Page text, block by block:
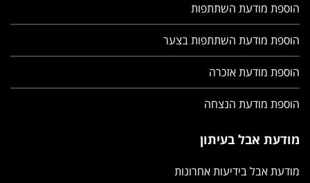
הוספת מודעת השתתפות
הוספת מודעת השתתפות בצער
הוספת מודעת אזכרה
הוספת מודעת הנצחה
מודעת אבל בעיתון
מודעת אבל בידיעות אחרונות